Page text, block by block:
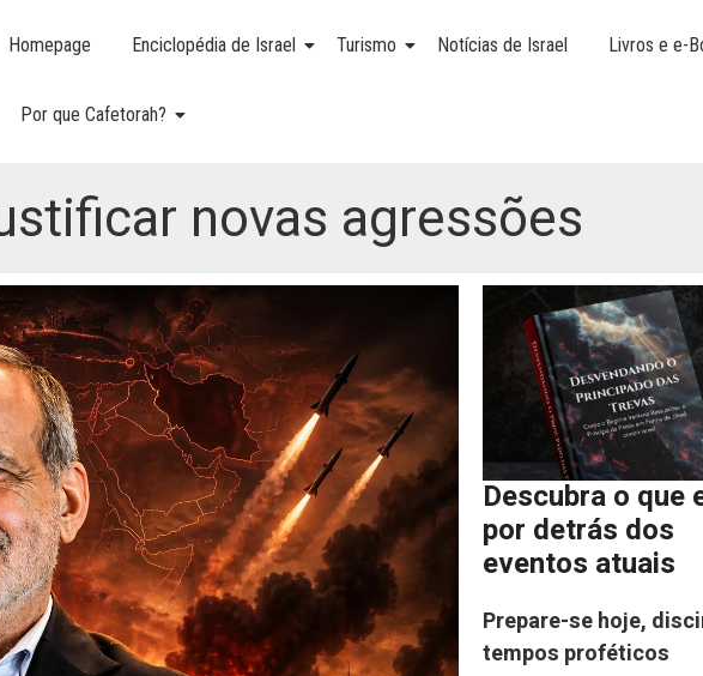
Homepage Enciclopédia de Israel Turismo Notícias de Israel Livros e e-
Por que Cafetorah?
novas agressões
Descubra o que
por detrás dos
eventos atuais
Prepare-se hoje,
tempos proféticos